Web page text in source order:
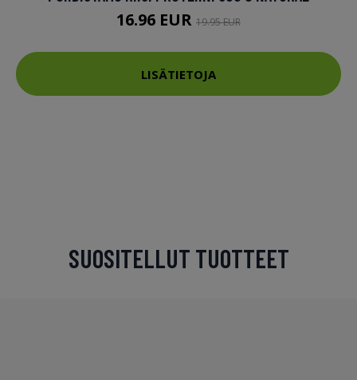
16.96 EUR 19.95 EUR
LISÄTIETOJA
SUOSITELLUT TUOTTEET